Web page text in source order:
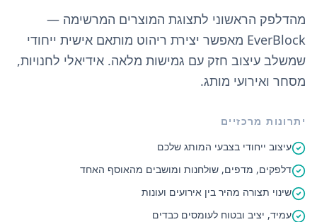
מהדלפק הראשוני לתצוגת המוצרים המרשימה —
EverBlock מאפשר יצירת ריהוט מותאם אישית ייחודי
שמשלב עיצוב חזק עם גמישות מלאה. אידיאלי לחנויות,
מסחר ואירועי מותג.
יתרונות מרכזיים
עיצוב ייחודי בצבעי המותג שלכם
דלפקים, מדפים, שולחנות ומושבים מהאוסף האחד
שינוי תצורה מהיר בין אירועים ועונות
עמיד, יציב ובטוח לעומסים כבדים